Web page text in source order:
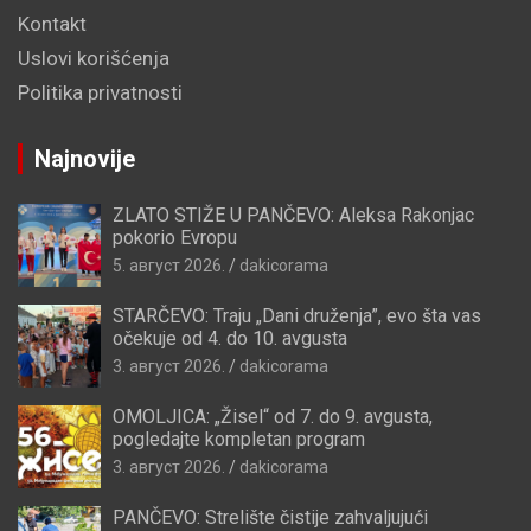
Kontakt
Uslovi korišćenja
Politika privatnosti
Najnovije
ZLATO STIŽE U PANČEVO: Aleksa Rakonjac
pokorio Evropu
5. август 2026. dakicorama
STARČEVO: Traju „Dani druženja”, evo šta vas
očekuje od 4. do 10. avgusta
3. август 2026. dakicorama
OMOLJICA: „Žisel“ od 7. do 9. avgusta,
pogledajte kompletan program
3. август 2026. dakicorama
PANČEVO: Strelište čistije zahvaljujući